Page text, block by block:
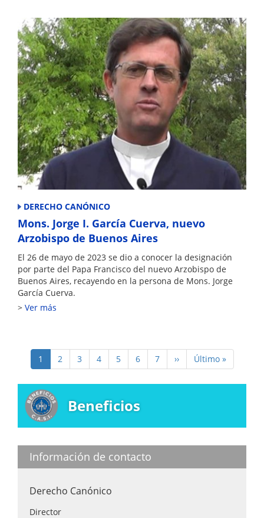
DERECHO CANÓNICO
Mons. Jorge I. García Cuerva, nuevo
Arzobispo de Buenos Aires
El 26 de mayo de 2023 se dio a conocer la designación
por parte del Papa Francisco del nuevo Arzobispo de
Buenos Aires, recayendo en la persona de Mons. Jorge
García Cuerva.
Ver más
Paginación
Página
actual
1 Page
2 Page
3 Page
4 Page
5 Page
6 Page
7
Siguiente
página
››
Última
página
Último »
Beneficios
Información de contacto
Derecho Canónico
Director